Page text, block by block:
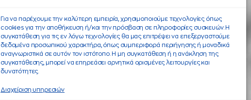
Για να παρέχουμε την καλύτερη εμπειρία, χρησιμοποιούμε τεχνολογίες όπως
cookies για την αποθήκευση ή/και την πρόσβαση σε πληροφορίες συσκευών. Η
συγκατάθεση για τις εν λόγω τεχνολογίες θα μας επιτρέψει να επεξεργαστούμε
δεδομένα προσωπικού χαρακτήρα, όπως συμπεριφορά περιήγησης ή μοναδικά
αναγνωριστικά σε αυτόν τον ιστότοπο. Η μη συγκατάθεση ή η ανάκληση της
συγκατάθεσης, μπορεί να επηρεάσει αρνητικά ορισμένες λειτουργίες και
δυνατότητες.
Διαχείριση υπηρεσιών